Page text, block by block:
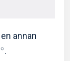
annan
∘.